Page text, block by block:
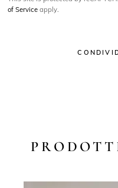
of Service apply.